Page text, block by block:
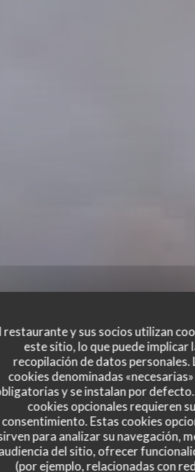
restaurante y sus socios utilizan
este sitio, lo que puede implicar
recopilación de datos personales.
cookies denominadas
y se instalan por
cookies opcionales requieren
consentimiento. Estas cookies
para analizar su navegación,
del sitio, ofrecer
(por ejemplo, relacionadas con
de nuestros
clientes